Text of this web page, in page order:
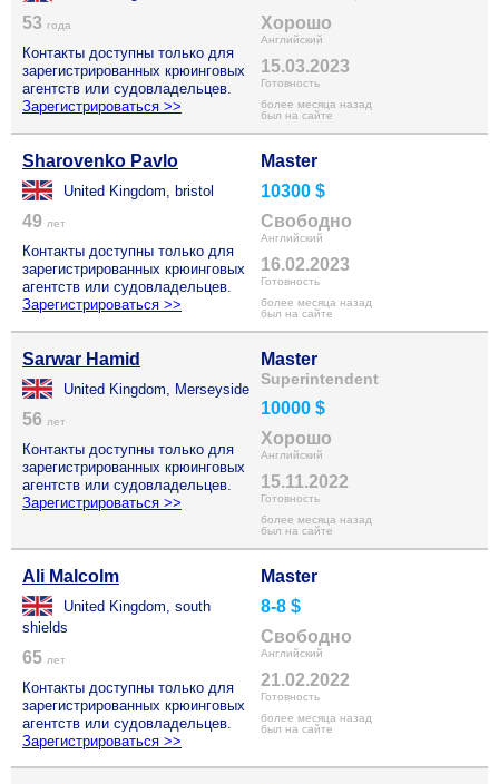
53 года
Контакты доступны только для
зарегистрированных крюинговых
агентств или судовладельцев.
Зарегистрироваться >>
Хорошо
Английский
15.03.2023
Готовность
более месяца назад
был на сайте
Sharovenko Pavlo
United Kingdom, bristol
49 лет
Контакты доступны только для
зарегистрированных крюинговых
агентств или судовладельцев.
Зарегистрироваться >>
Master
10300 $
Свободно
Английский
16.02.2023
Готовность
более месяца назад
был на сайте
Sarwar Hamid
United Kingdom, Merseyside
56 лет
Контакты доступны только для
зарегистрированных крюинговых
агентств или судовладельцев.
Зарегистрироваться >>
Master
Superintendent
10000 $
Хорошо
Английский
15.11.2022
Готовность
более месяца назад
был на сайте
Ali Malcolm
United Kingdom, south
shields
65 лет
Контакты доступны только для
зарегистрированных крюинговых
агентств или судовладельцев.
Зарегистрироваться >>
Master
8-8 $
Свободно
Английский
21.02.2022
Готовность
более месяца назад
был на сайте